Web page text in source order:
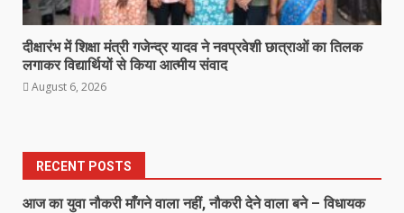
दीक्षारंभ में शिक्षा मंत्री गजेन्द्र यादव ने नवप्रवेशी छात्राओं का तिलक
लगाकर विद्यार्थियों से किया आत्मीय संवाद
August 6, 2026
RECENT POSTS
आज का युवा नौकरी माँगने वाला नहीं, नौकरी देने वाला बने – विधायक